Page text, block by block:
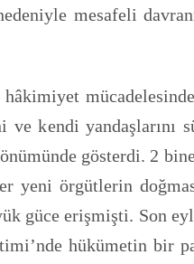
mesafeli
kendi yandaşlarını
gösterdi. 2
yeni örgütlerin
güce erişmişti. Son
hükümetin bir